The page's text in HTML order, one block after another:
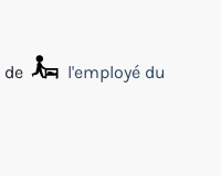
de
l'employé du